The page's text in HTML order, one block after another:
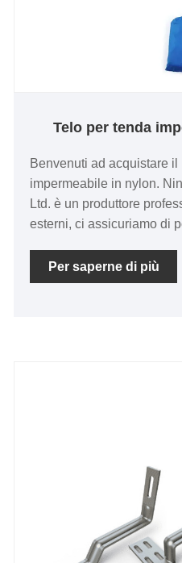
Telo per tenda
Benvenuti ad acquistare il
impermeabile in nylon.
Ltd. è un produttore
esterni, ci assicuriamo di
Per saperne di più